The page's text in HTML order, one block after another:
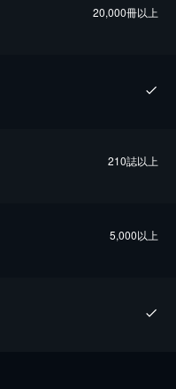
20,000冊以上
210誌以上
5,000以上